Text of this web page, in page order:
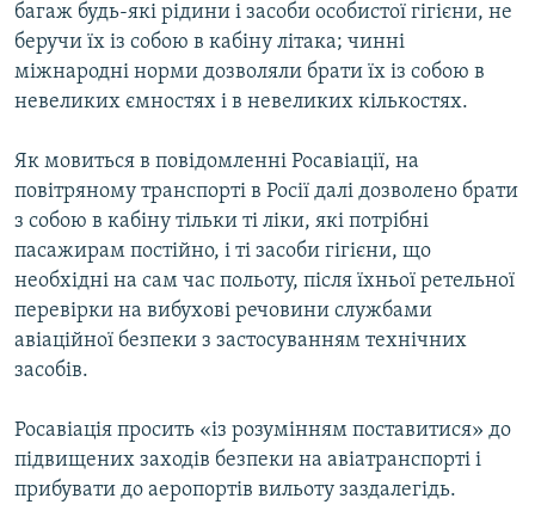
Усі сайти RFE/RL
багаж будь-які рідини і засоби особистої гігієни, не
беручи їх із собою в кабіну літака; чинні
міжнародні норми дозволяли брати їх із собою в
невеликих ємностях і в невеликих кількостях.
Як мовиться в повідомленні Росавіації, на
повітряному транспорті в Росії далі дозволено брати
з собою в кабіну тільки ті ліки, які потрібні
пасажирам постійно, і ті засоби гігієни, що
необхідні на сам час польоту, після їхньої ретельної
перевірки на вибухові речовини службами
авіаційної безпеки з застосуванням технічних
засобів.
Росавіація просить «із розумінням поставитися» до
підвищених заходів безпеки на авіатранспорті і
прибувати до аеропортів вильоту заздалегідь.